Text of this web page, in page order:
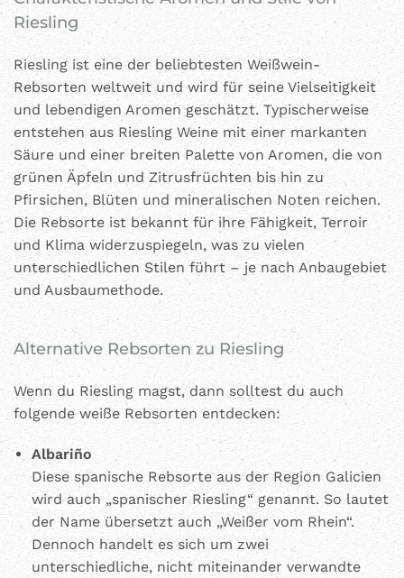
Riesling
Riesling ist eine der beliebtesten Weißwein-
Rebsorten weltweit und wird für seine Vielseitigkeit
und lebendigen Aromen geschätzt. Typischerweise
entstehen aus Riesling Weine mit einer markanten
Säure und einer breiten Palette von Aromen, die von
grünen Äpfeln und Zitrusfrüchten bis hin zu
Pfirsichen, Blüten und mineralischen Noten reichen.
Die Rebsorte ist bekannt für ihre Fähigkeit, Terroir
und Klima widerzuspiegeln, was zu vielen
unterschiedlichen Stilen führt – je nach Anbaugebiet
und Ausbaumethode.
Alternative Rebsorten zu Riesling
Wenn du Riesling magst, dann solltest du auch
folgende weiße Rebsorten entdecken:
Albariño
Diese spanische Rebsorte aus der Region Galicien
wird auch „spanischer Riesling“ genannt. So lautet
der Name übersetzt auch „Weißer vom Rhein“.
Dennoch handelt es sich um zwei
unterschiedliche, nicht miteinander verwandte